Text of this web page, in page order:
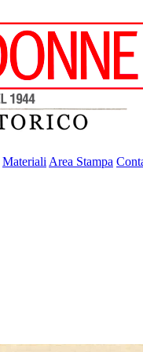
Materiali Area Stampa